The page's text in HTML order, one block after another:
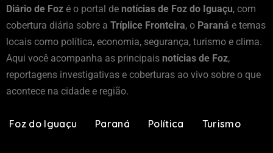
Diário de Foz é o portal de notícias de Foz do Iguaçu, com
cobertura diária sobre a Tríplice Fronteira, o Paraná e temas
locais como política, economia, segurança, turismo e clima.
Aqui você acompanha as principais notícias de Foz,
reportagens investigativas e coberturas ao vivo sobre o que
acontece na cidade e região.
Foz do Iguaçu Paraná Política Turismo